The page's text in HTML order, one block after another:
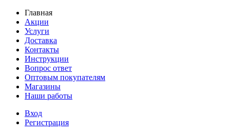
Главная
Акции
Услуги
Доставка
Контакты
Инструкции
Вопрос ответ
Оптовым покупателям
Магазины
Наши работы
Вход
Регистрация